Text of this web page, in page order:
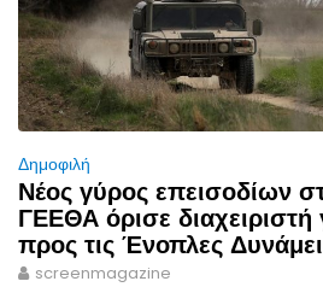
Δημοφιλή
Νέος γύρος επεισοδίων
ΓΕΕΘΑ όρισε διαχειριστή
προς τις Ένοπλες
screenmagazine